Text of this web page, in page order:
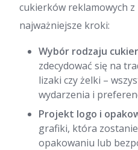
cukierków reklamowych
najważniejsze kroki:
Wybór rodzaju
zdecydować się na
lizaki czy żelki –
wydarzenia i
Projekt logo i
grafiki, która
opakowaniu lub